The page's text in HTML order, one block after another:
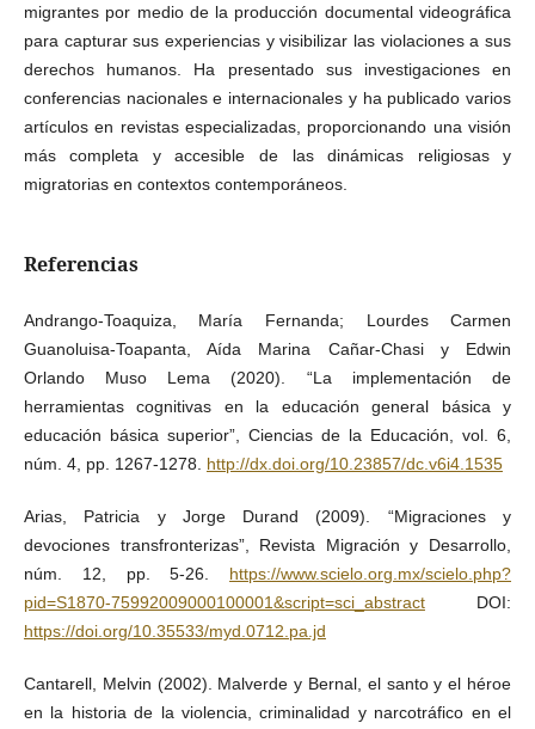
migrantes por medio de la producción documental videográfica
para capturar sus experiencias y visibilizar las violaciones a sus
derechos humanos. Ha presentado sus investigaciones en
conferencias nacionales e internacionales y ha publicado varios
artículos en revistas especializadas, proporcionando una visión
más completa y accesible de las dinámicas religiosas y
migratorias en contextos contemporáneos.
Referencias
Andrango-Toaquiza, María Fernanda; Lourdes Carmen
Guanoluisa-Toapanta, Aída Marina Cañar-Chasi y Edwin
Orlando Muso Lema (2020). “La implementación de
herramientas cognitivas en la educación general básica y
educación básica superior”, Ciencias de la Educación, vol. 6,
núm. 4, pp. 1267-1278. http://dx.doi.org/10.23857/dc.v6i4.1535
Arias, Patricia y Jorge Durand (2009). “Migraciones y
devociones transfronterizas”, Revista Migración y Desarrollo,
núm. 12, pp. 5-26. https://www.scielo.org.mx/scielo.php?
pid=S1870-75992009000100001&script=sci_abstractDOI:
https://doi.org/10.35533/myd.0712.pa.jd
Cantarell, Melvin (2002). Malverde y Bernal, el santo y el héroe
en la historia de la violencia, criminalidad y narcotráfico en el